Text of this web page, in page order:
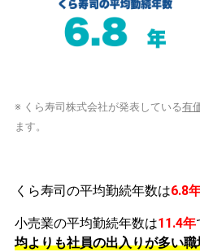
※ くら寿司株式会社が発表している有
ます。
くら寿司の平均勤続年数は6.8
小売業の平均勤続年数は11.4年
均よりも社員の出入りが多い職